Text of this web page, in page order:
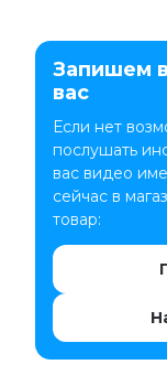
Запишем
вас
Если нет
послушать
вас видео
сейчас в
товар: